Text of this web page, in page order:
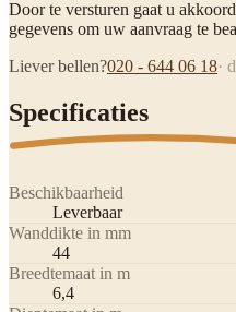
Door te versturen gaat u
gegevens om uw aanvraag te
Liever bellen?020 - 644 06 18·
Specificaties
Beschikbaarheid
Leverbaar
Wanddikte in mm
44
Breedtemaat in m
6,4